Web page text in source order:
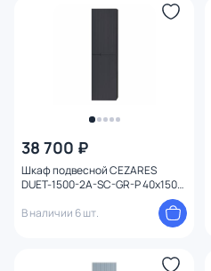
38 700 ₽
Шкаф подвесной CEZARES
DUET-1500-2A-SC-GR-P 40х150
В наличии 6 шт.